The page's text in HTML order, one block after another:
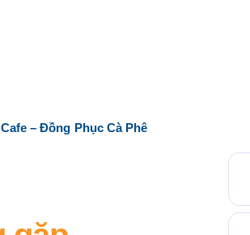
– Đồng Phục Cà Phê